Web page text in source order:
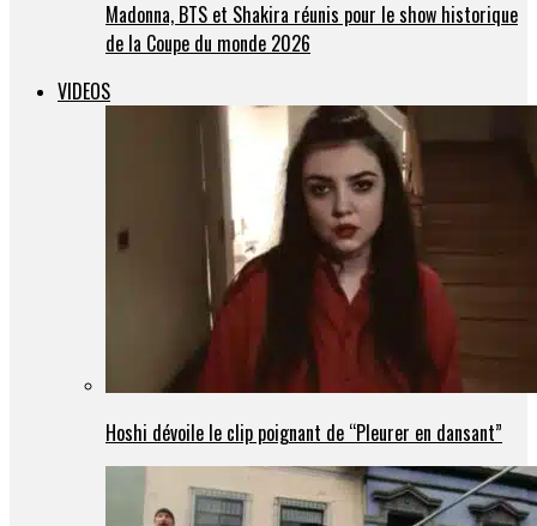
Madonna, BTS et Shakira réunis pour le show historique
de la Coupe du monde 2026
VIDEOS
Hoshi dévoile le clip poignant de “Pleurer en dansant”